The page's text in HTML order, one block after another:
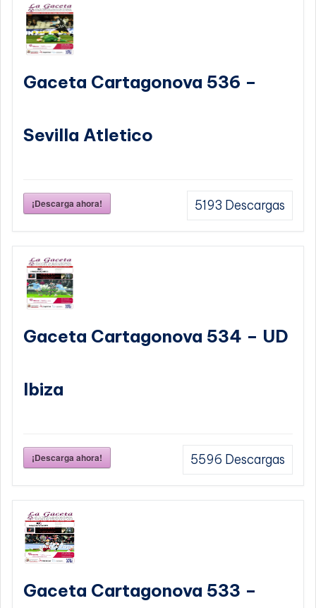
Gaceta Cartagonova 536 –
Sevilla Atletico
¡Descarga ahora! 5193 Descargas
Gaceta Cartagonova 534 – UD
Ibiza
¡Descarga ahora! 5596 Descargas
Gaceta Cartagonova 533 –